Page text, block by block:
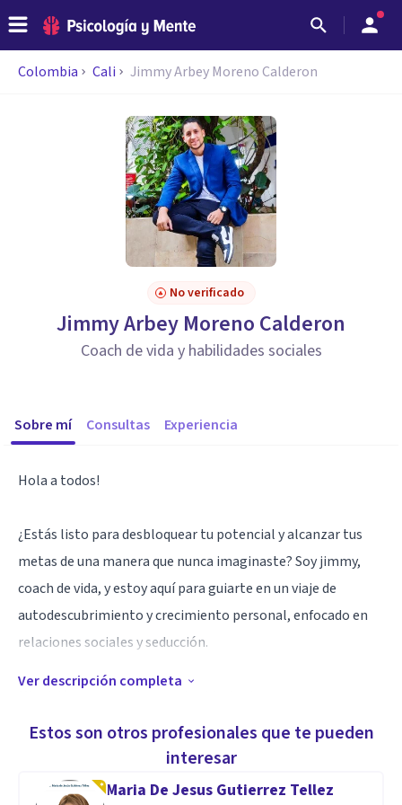
Colombia Cali Jimmy Arbey Moreno Calderon
No verificado
Jimmy Arbey Moreno Calderon
Coach de vida y habilidades sociales
Sobre mí Consultas Experiencia
Hola a todos!
¿Estás listo para desbloquear tu potencial y alcanzar tus
metas de una manera que nunca imaginaste? Soy jimmy,
coach de vida, y estoy aquí para guiarte en un viaje de
autodescubrimiento y crecimiento personal, enfocado en
relaciones sociales y seducción.
perspectiva, identificar tus fortalezas y superar tus
obstáculos. Creo firmemente en el poder transformador
que cada individuo posee, y mi objetivo es inspirarte y
Ver descripción completa
Estos son otros profesionales que te pueden
interesar
Maria De Jesus Gutierrez Tellez